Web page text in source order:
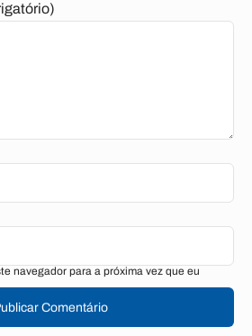
navegador para a próxima vez que eu
Comentário